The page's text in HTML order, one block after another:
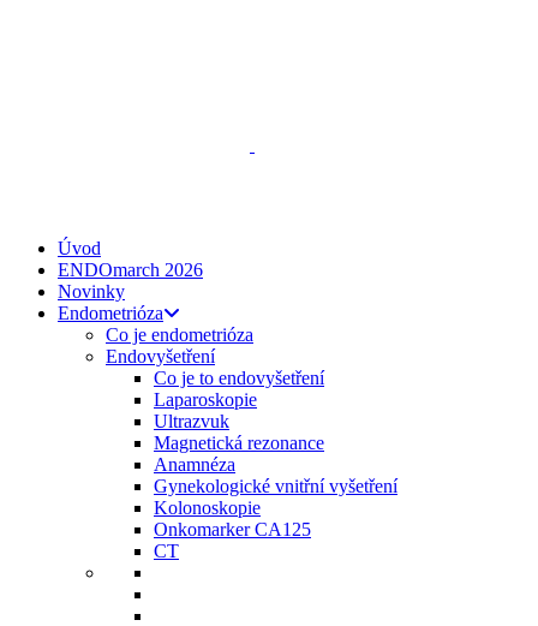
Úvod
ENDOmarch 2026
Novinky
Endometrióza
Co je endometrióza
Endovyšetření
Co je to endovyšetření
Laparoskopie
Ultrazvuk
Magnetická rezonance
Anamnéza
Gynekologické vnitřní vyšetření
Kolonoskopie
Onkomarker CA125
CT